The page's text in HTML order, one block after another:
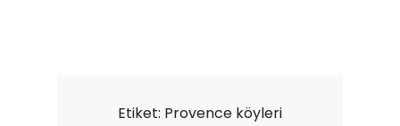
Etiket: Provence köyleri